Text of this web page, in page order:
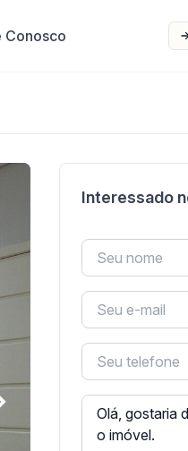
Conosco
Interessado